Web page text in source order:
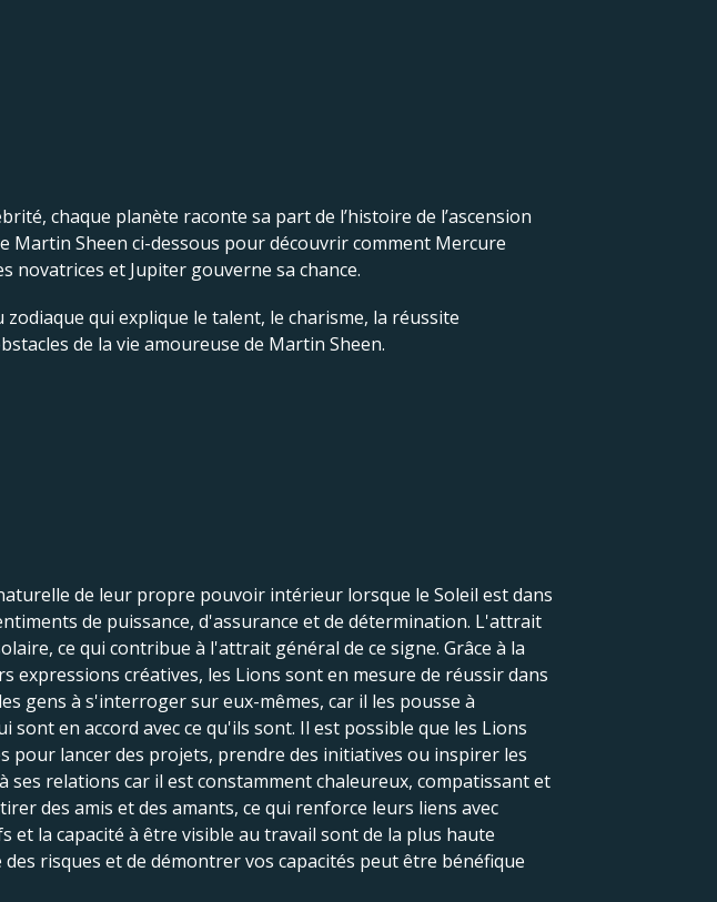
chaque planète raconte sa part de l’histoire de l’ascension
Sheen ci-dessous pour découvrir comment Mercure
novatrices et Jupiter gouverne sa chance.
qui explique le talent, le charisme, la réussite
de la vie amoureuse de Martin Sheen.
de leur propre pouvoir intérieur lorsque le Soleil est dans
de puissance, d'assurance et de détermination. L'attrait
ce qui contribue à l'attrait général de ce signe. Grâce à la
créatives, les Lions sont en mesure de réussir dans
gens à s'interroger sur eux-mêmes, car il les pousse à
en accord avec ce qu'ils sont. Il est possible que les Lions
lancer des projets, prendre des initiatives ou inspirer les
relations car il est constamment chaleureux, compatissant et
des amis et des amants, ce qui renforce leurs liens avec
et la capacité à être visible au travail sont de la plus haute
risques et de démontrer vos capacités peut être bénéfique